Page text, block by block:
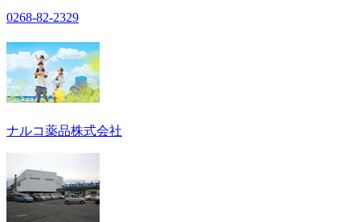
0268-82-2329
ナルコ薬品株式会社